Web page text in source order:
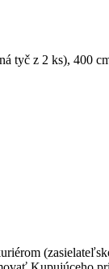
tyč z 2 ks), 400